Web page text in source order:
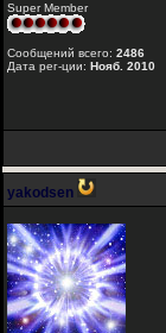
Super Member
Сообщений всего: 2486
Дата рег-ции: Нояб. 2010
yakodsen